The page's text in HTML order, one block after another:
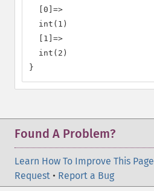
  [0]=>
  int(1)
  [1]=>
  int(2)
}
Found A Problem?
Learn How To Improve This Page
Request • Report a Bug